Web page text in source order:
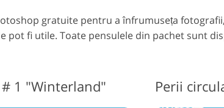
Modele generate de
inteligență artificială
Servicii de manipulare a
imaginilor
Suprapune colecții
naștere a copiilor
gratuite pentru a înfrumuseța
pot fi utile. Toate pensulele din pachet sunt
1 "Winterland" Perii